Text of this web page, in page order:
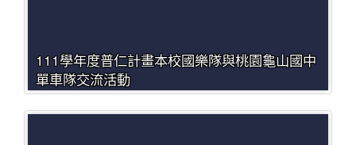
111學年度普仁計畫本校國樂隊與桃園龜山國中
單車隊交流活動